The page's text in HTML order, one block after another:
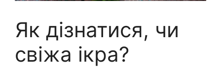
Як дізнатися, чи
свіжа ікра?